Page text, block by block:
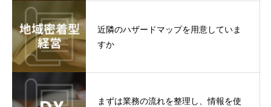
近隣のハザードマップを用意していま
すか
まずは業務の流れを整理し、情報を使